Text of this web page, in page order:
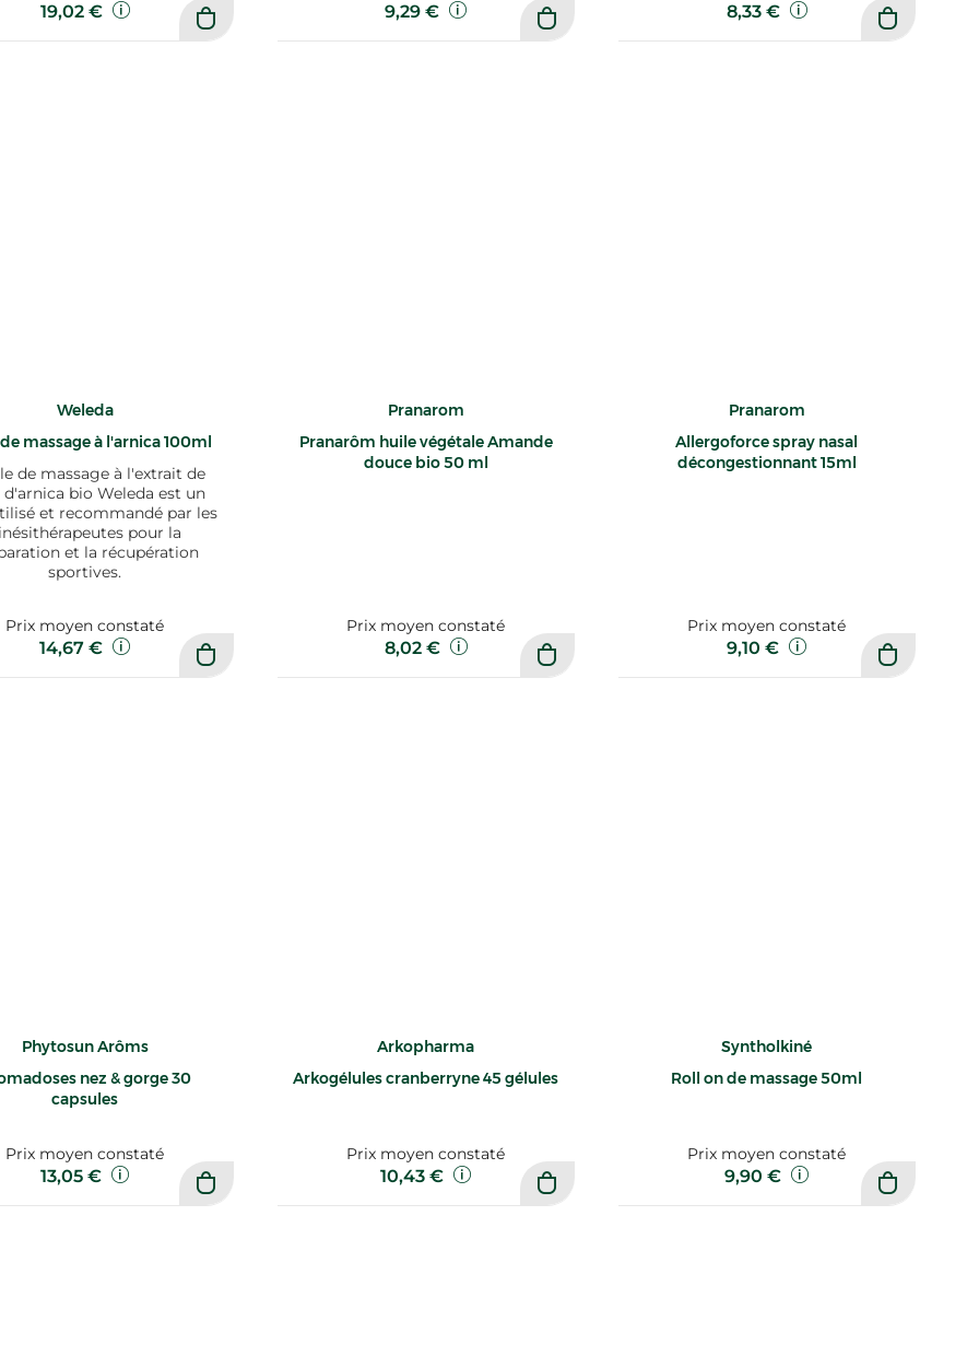
19,02 € 9,29 € 8,33 €
Weleda
massage à l'arnica 100ml
de massage à l'extrait de
bio Weleda est un
et recommandé par les
pour la
et la récupération
sportives.
Prix moyen constaté
14,67 €
Pranarom
Pranarôm huile végétale Amande
douce bio 50 ml
Prix moyen constaté
8,02 €
Pranarom
Allergoforce spray nasal
décongestionnant 15ml
Prix moyen constaté
9,10 €
Phytosun Arôms
nez & gorge 30
capsules
Prix moyen constaté
13,05 €
Arkopharma
Arkogélules cranberryne 45 gélules
Prix moyen constaté
10,43 €
Syntholkiné
Roll on de massage 50ml
Prix moyen constaté
9,90 €